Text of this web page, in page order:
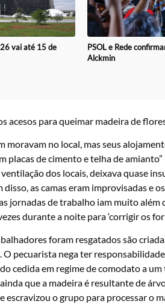
vai até 15 de
PSOL e Rede
Alckmin
acesos para queimar madeira de
moravam no local, mas seus
placas de cimento e telha de
ventilação dos locais, deixava quase
as camas eram improvisadas e
jornadas de trabalho iam muito além
durante a noite para ‘corrigir os
foram resgatados são
pecuarista nega ter
cedida em regime de comodato a
que a madeira é resultante de
escravizou o grupo para processar o